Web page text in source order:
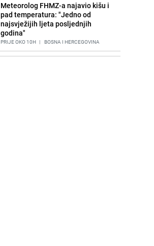
Meteorolog FHMZ-a najavio kišu i
pad temperatura: "Jedno od
najsvježijih ljeta posljednjih
godina"
PRIJE OKO 10H | BOSNA I HERCEGOVINA